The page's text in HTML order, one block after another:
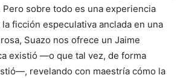
sobre todo es una experiencia
ficción especulativa anclada en una
Suazo nos ofrece un Jaime
existió —o que tal vez, de forma
revelando con maestría cómo la